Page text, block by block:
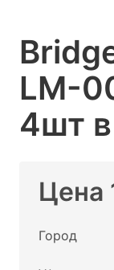
LM-
4шт
Цена
Город